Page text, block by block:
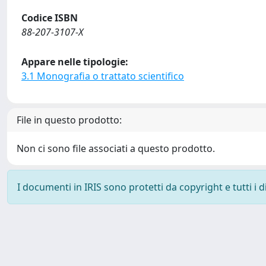
Codice ISBN
88-207-3107-X
Appare nelle tipologie:
3.1 Monografia o trattato scientifico
File in questo prodotto:
Non ci sono file associati a questo prodotto.
I documenti in IRIS sono protetti da copyright e tutti i